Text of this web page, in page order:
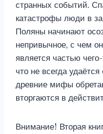
странных событий.
катастрофы люди в
Поляны начинают
непривычное, с чем
является частью
что не всегда
древние мифы
вторгаются в
Внимание! Вторая